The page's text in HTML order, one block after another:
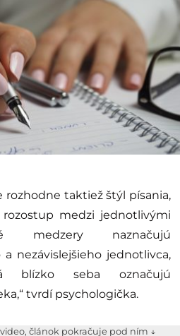
rozhodne taktiež štýl písania,
medzi jednotlivými
medzery naznačujú
nezávislejšieho jednotlivca,
blízko seba označujú
tvrdí psychologička.
článok pokračuje pod ním ↓